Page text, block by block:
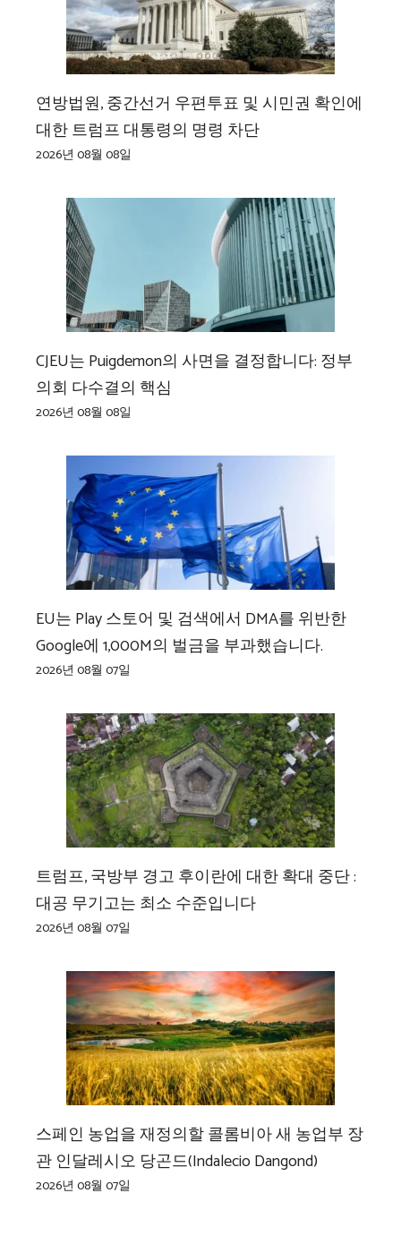
연방법원, 중간선거 우편투표 및 시민권 확인에
대한 트럼프 대통령의 명령 차단
2026년 08월 08일
CJEU는 Puigdemon의 사면을 결정합니다: 정부
의회 다수결의 핵심
2026년 08월 08일
EU는 Play 스토어 및 검색에서 DMA를 위반한
Google에 1,000M의 벌금을 부과했습니다.
2026년 08월 07일
트럼프, 국방부 경고 후이란에 대한 확대 중단 :
대공 무기고는 최소 수준입니다
2026년 08월 07일
스페인 농업을 재정의할 콜롬비아 새 농업부 장
관 인달레시오 당곤드(Indalecio Dangond)
2026년 08월 07일